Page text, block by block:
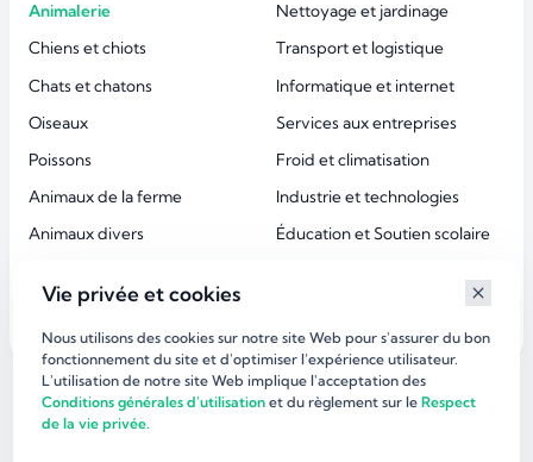
Animalerie
Chiens et chiots
Chats et chatons
Oiseaux
Poissons
Animaux de la ferme
Animaux divers
Nettoyage et jardinage
Transport et logistique
Informatique et internet
Services aux entreprises
Froid et climatisation
Industrie et technologies
Éducation et Soutien scolaire
©dirlaffaire.com 2026
Vie privée et cookies
Nous utilisons des cookies sur notre site Web pour s'assurer du bon
fonctionnement du site et d'optimiser l’expérience utilisateur.
L'utilisation de notre site Web implique l'acceptation des
Conditions générales d'utilisation et du règlement sur leRespect
de la vie privée.